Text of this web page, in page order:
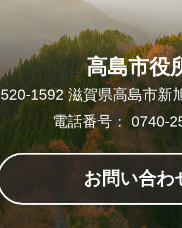
高島市役
1592 滋賀県高島市新
電話番号： 0740-
お問い合わ